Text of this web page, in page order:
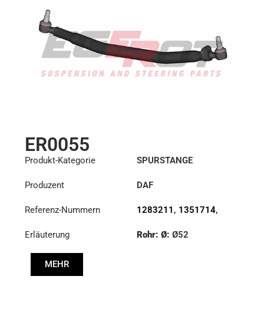
ER0055
Produkt-Kategorie SPURSTANGE
Produzent DAF
Referenz-Nummern 1283211 , 1351714,
Erläuterung
Rohr: Ø:Ø52
MEHR